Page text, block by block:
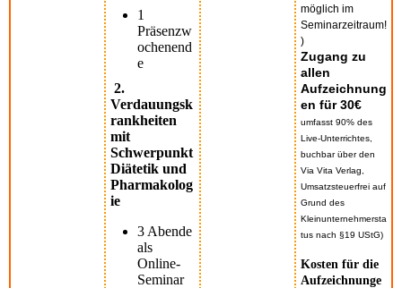
1
Präsenzw
ochenend
e
2.
Verdauungsk
rankheiten
mit
Schwerpunkt
Diätetik und
Pharmakolog
ie
3 Abende
als
Online-
Seminar
möglich im
Seminarzeitraum!
)
Zugang zu
allen
Aufzeichnung
en für 30€
umfasst 90% des
Live-Unterrichtes,
buchbar über den
Via Vita Verlag,
Umsatzsteuerfrei auf
Grund des
Kleinunternehmersta
tus nach §19 UStG)
Kosten für die
Aufzeichnunge